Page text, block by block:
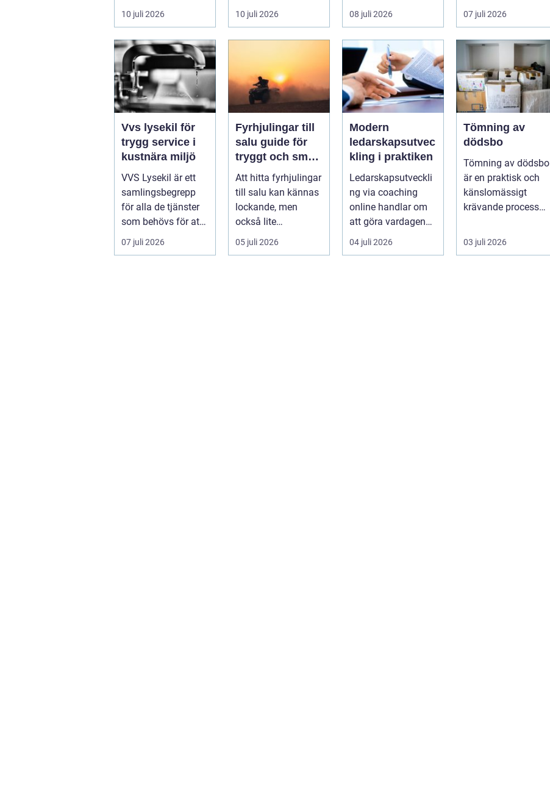
från
avverkningsplatsen
till ...
10 juli 2026
skärgården och en
sommar fylld av
ofrivilli...
10 juli 2026
tryggt och lå...
08 juli 2026
elbilsägare vill
ladda hemma på ett
säk...
07 juli 2026
Vvs lysekil för
trygg service i
kustnära miljö
VVS Lysekil är ett
samlingsbegrepp
för alla de tjänster
som behövs för att
vatten, värme och
avlopp ...
07 juli 2026
Fyrhjulingar till
salu guide för
tryggt och smart
köp
Att hitta fyrhjulingar
till salu kan kännas
lockande, men
också lite
överväldigande.
Utbudet är stor...
05 juli 2026
Modern
ledarskapsutvec
kling i praktiken
Ledarskapsutveckli
ng via coaching
online handlar om
att göra vardagen
som chef både mer
h...
04 juli 2026
Tömning av
dödsbo
Tömning av dödsbo
är en praktisk och
känslomässigt
krävande process
möter en gång ell...
03 juli 2026